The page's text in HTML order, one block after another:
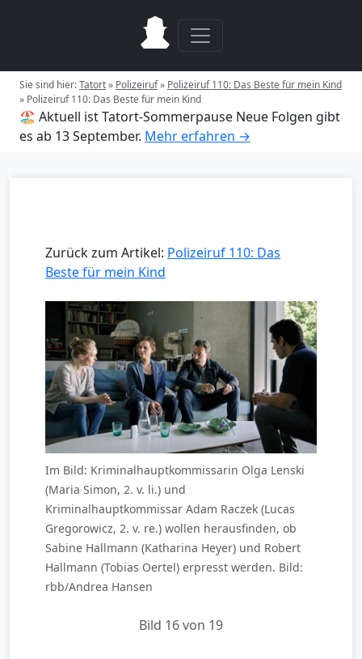
Sie sind hier:Tatort» Polizeiruf» Polizeiruf 110: Das Beste für mein Kind
» Polizeiruf 110: Das Beste für mein Kind
🏖️ Aktuell ist Tatort-Sommerpause Neue Folgen gibt
es ab 13 September. Mehr erfahren →
Zurück zum Artikel: Polizeiruf 110: Das
Beste für mein Kind
Im Bild: Kriminalhauptkommissarin Olga Lenski
(Maria Simon, 2. v. li.) und
Kriminalhauptkommissar Adam Raczek (Lucas
Gregorowicz, 2. v. re.) wollen herausfinden, ob
Sabine Hallmann (Katharina Heyer) und Robert
Hallmann (Tobias Oertel) erpresst werden. Bild:
rbb/Andrea Hansen
Bild 16 von 19